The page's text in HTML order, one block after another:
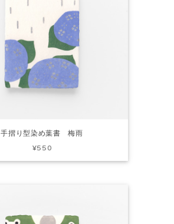
手摺り型染め葉書 梅雨
¥550